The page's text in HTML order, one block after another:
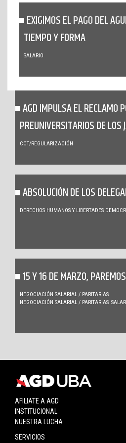
EXIGIMOS EL PAGO DEL
TIEMPO Y FORMA
SALARIO
AGD IMPULSA EL RECLAMO
PREUNIVERSITARIOS DE LOS
CCT/REGULARIZACIÓN
ABSOLUCIÓN DE LOS
DERECHOS HUMANOS Y LIBERTADES
15 Y 16 DE MARZO,
NEGOCIACIÓN SALARIAL / PARITARIAS
NEGOCIACIÓN SALARIAL / PARITARIAS
AFILIATE A AGD
INSTITUCIONAL
NUESTRA LUCHA
SERVICIOS